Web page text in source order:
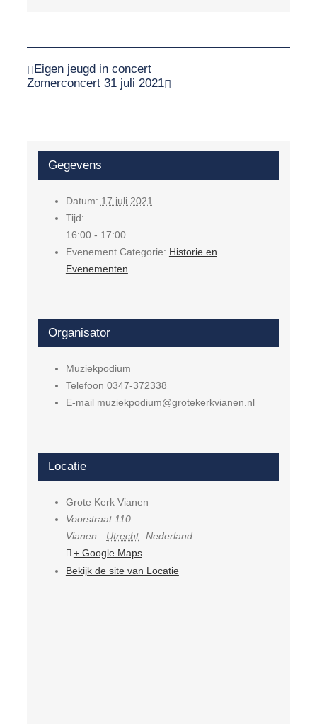
Eigen jeugd in concert
Zomerconcert 31 juli 2021
Gegevens
Datum: 17 juli 2021
Tijd:
16:00 - 17:00
Evenement Categorie: Historie en
Evenementen
Organisator
Muziekpodium
Telefoon 0347-372338
E-mail muziekpodium@grotekerkvianen.nl
Locatie
Grote Kerk Vianen
Voorstraat 110
Vianen
Utrecht Nederland
+ Google Maps
Bekijk de site van Locatie